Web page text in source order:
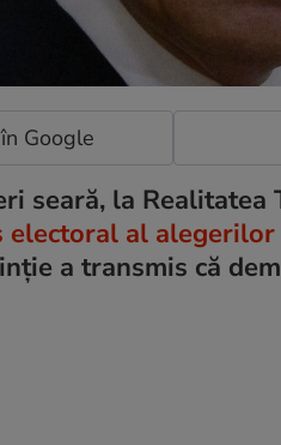
Google
seară, la
al
a transmis că